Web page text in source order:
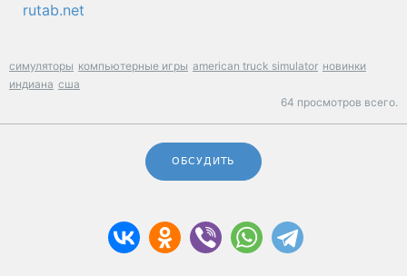
rutab.net
симуляторы компьютерные игры american truck simulator новинки
индиана сша
64 просмотров всего.
ОБСУДИТЬ